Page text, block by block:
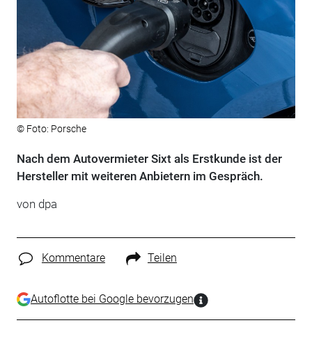
© Foto: Porsche
Nach dem Autovermieter Sixt als Erstkunde ist der
Hersteller mit weiteren Anbietern im Gespräch.
von dpa
Kommentare Teilen
Autoflotte bei Google bevorzugen